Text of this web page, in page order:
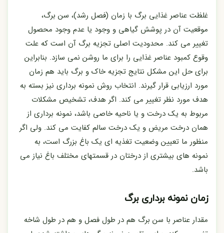
غلظت عناصر غذایی برگ با زمان (فصل رشد)، سن برگ،
موقعیت آن در پوشش گیاهی و وجود یا عدم وجود محصول
تغییر می کند. محدودیت اصلی تجزیه برگ آن است که علت
وقوع کمبود عناصر غذایی را برای ما روشن نمی سازد. بنابراین
برای حل این مشکل نتایج تجزیه خاک و برگ باید هم زمان
مورد ارزیابی قرار گیرند. انتخاب روش نمونه برداری نیز بسته به
هدف مورد نظر تغییر می کند. اگر هدف، تشخیص مشکلات
مربوط به یک درخت و یا ناحیه خاصی باشد، نمونه برداری از
همان درخت مریض و یک درخت سالم کفایت می کند. ولی اگر
منظور ما تعیین وضعیت تغذیه ای یک باغ بزرگ است، به
نمونه های بیشتری از درختان در قسمتهای مختلف باغ نیاز می
باشد.
زمان نمونه برداری برگ
مقدار عناصر با سن برگ هم در طول فصل و هم در طول شاخه